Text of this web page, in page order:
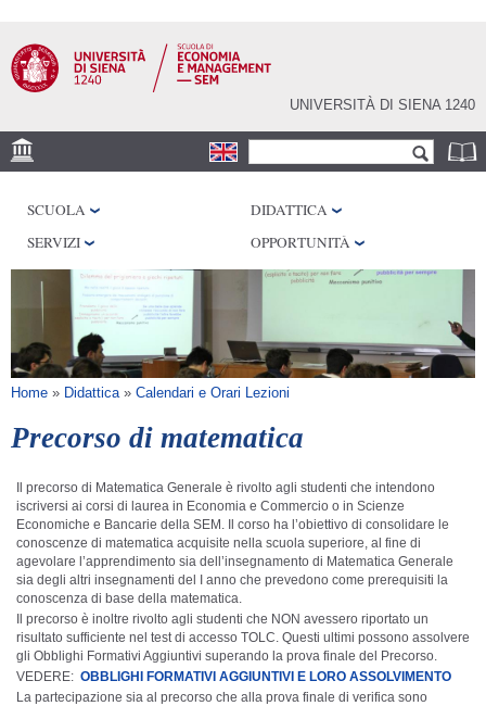
contenuto
principale
UNIVERSITÀ DI SIENA 1240
Form di ricerca
DISAG
SCUOLA
DIDATTICA
SERVIZI
OPPORTUNITÀ
Tu sei qui
Home » Didattica » Calendari e Orari Lezioni
Precorso di matematica
Il precorso di Matematica Generale è rivolto agli studenti che intendono
iscriversi ai corsi di laurea in Economia e Commercio o in Scienze
Economiche e Bancarie della SEM. Il corso ha l’obiettivo di consolidare le
conoscenze di matematica acquisite nella scuola superiore, al fine di
agevolare l’apprendimento sia dell’insegnamento di Matematica Generale
sia degli altri insegnamenti del I anno che prevedono come prerequisiti la
conoscenza di base della matematica.
Il precorso è inoltre rivolto agli studenti che NON avessero riportato un
risultato sufficiente nel test di accesso TOLC. Questi ultimi possono assolvere
gli Obblighi Formativi Aggiuntivi superando la prova finale del Precorso.
VEDERE: OBBLIGHI FORMATIVI AGGIUNTIVI E LORO ASSOLVIMENTO
La partecipazione sia al precorso che alla prova finale di verifica sono